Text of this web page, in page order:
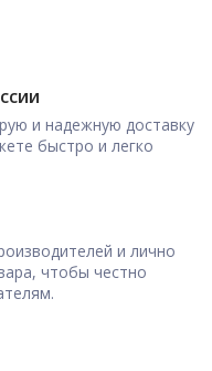
и надежную доставку
быстро и легко
и лично
чтобы честно